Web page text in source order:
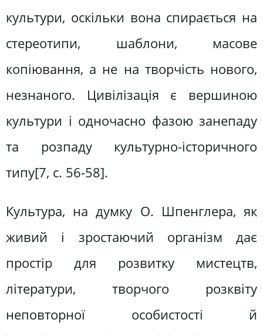
культури, оскільки вона спирається на
стереотипи, шаблони, масове
копіювання, а не на творчість нового,
незнаного. Цивілізація є вершиною
культури і одночасно фазою занепаду
та розпаду культурно-історичного
типу[7, c. 56-58].
Культура, на думку О. Шпенглера, як
живий і зростаючий організм дає
простір для розвитку мистецтв,
літератури, творчого розквіту
неповторної особистості й